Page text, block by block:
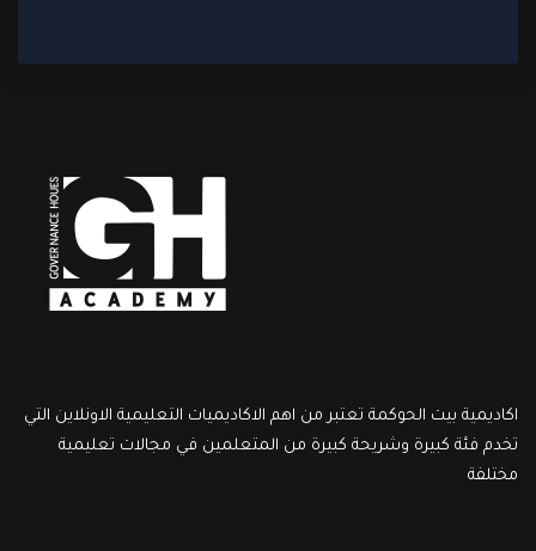
اكاديمية بيت الحوكمة تعتبر من اهم الاكاديميات التعليمية الاونلاين التي
تخدم فئة كبيرة وشريحة كبيرة من المتعلمين في مجالات تعليمية
مختلفة